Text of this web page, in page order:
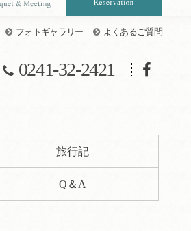
フォトギャラリー よくあるご質問
0241-32-2421
旅行記
Q＆A